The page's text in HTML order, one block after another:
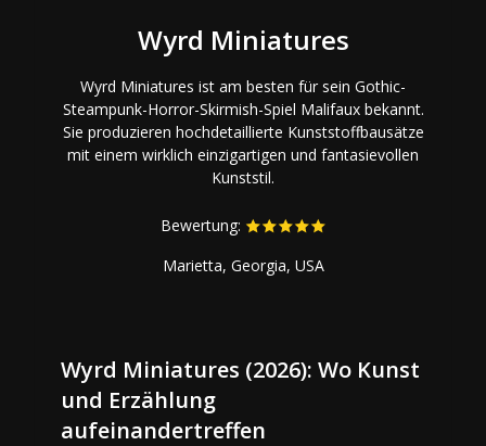
Wyrd Miniatures
Wyrd Miniatures ist am besten für sein Gothic-
Steampunk-Horror-Skirmish-Spiel Malifaux bekannt.
Sie produzieren hochdetaillierte Kunststoffbausätze
mit einem wirklich einzigartigen und fantasievollen
Kunststil.
Bewertung:
Marietta, Georgia, USA
Wyrd Miniatures (2026): Wo Kunst
und Erzählung
aufeinandertreffen